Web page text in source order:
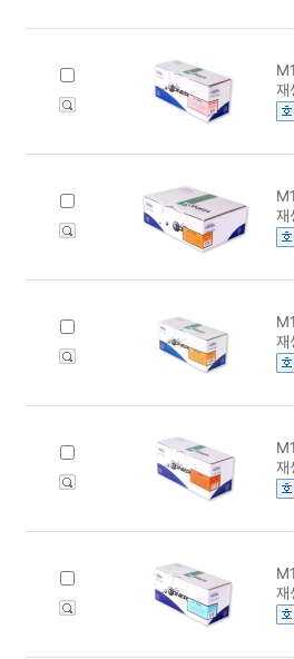
재
재
재
재
재